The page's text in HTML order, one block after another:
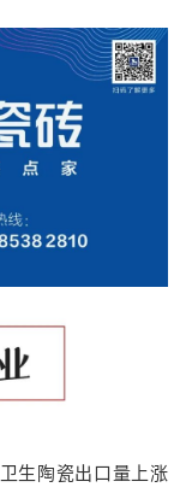
生陶瓷出口量上涨